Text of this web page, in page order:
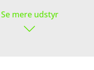
Se mere udstyr